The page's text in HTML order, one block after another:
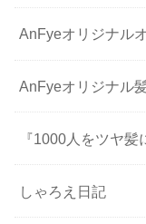
AnFyeオリジナル
AnFyeオリジナル
『1000人をツヤ髪
しゃろえ日記